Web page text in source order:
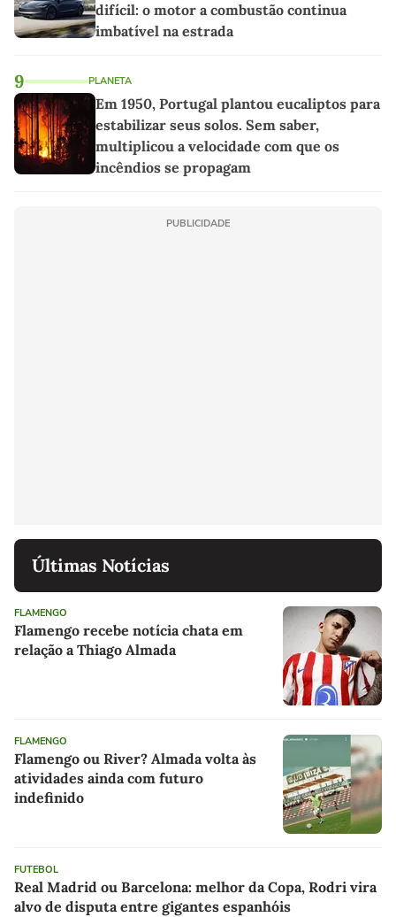
difícil: o motor a combustão continua
imbatível na estrada
9 PLANETA
Em 1950, Portugal plantou eucaliptos para
estabilizar seus solos. Sem saber,
multiplicou a velocidade com que os
incêndios se propagam
PUBLICIDADE
Últimas Notícias
FLAMENGO
Flamengo recebe notícia chata em
relação a Thiago Almada
FLAMENGO
Flamengo ou River? Almada volta às
atividades ainda com futuro
indefinido
FUTEBOL
Real Madrid ou Barcelona: melhor da Copa, Rodri vira
alvo de disputa entre gigantes espanhóis